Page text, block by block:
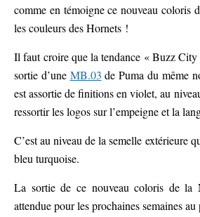
comme en témoigne ce nouveau coloris
les couleurs des Hornets !
Il faut croire que la tendance « Buzz City
sortie d’une MB.03 de Puma du même
est assortie de finitions en violet, au
ressortir les logos sur l’empeigne et la
C’est au niveau de la semelle extérieure
bleu turquoise.
La sortie de ce nouveau coloris de la
attendue pour les prochaines semaines